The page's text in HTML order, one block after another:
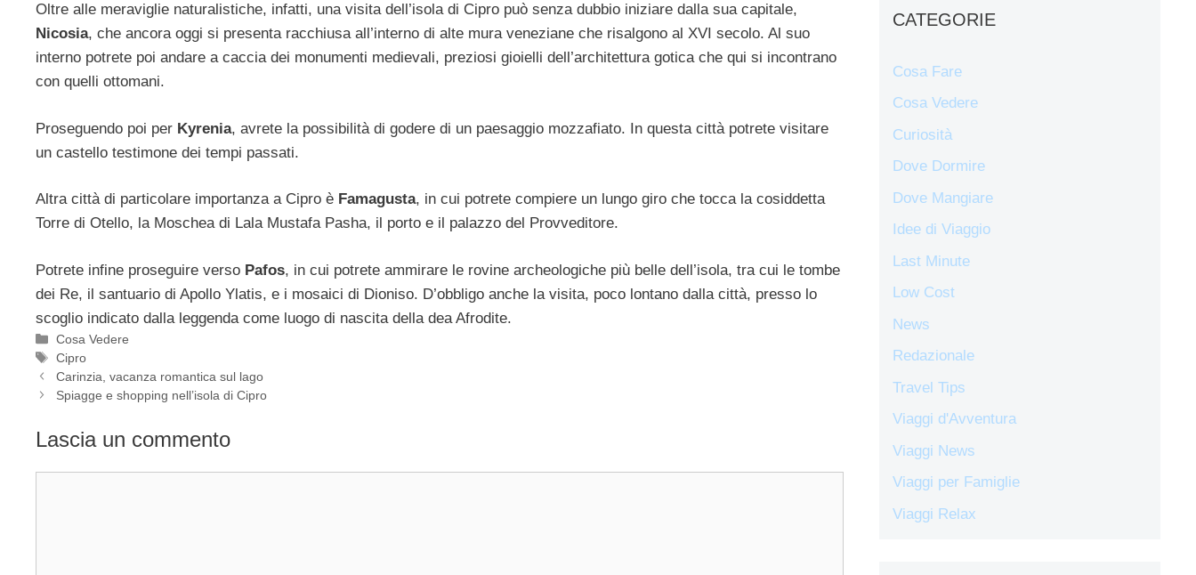
Oltre alle meraviglie naturalistiche, infatti, una visita dell’isola di Cipro può senza dubbio iniziare dalla sua capitale,
Nicosia, che ancora oggi si presenta racchiusa all’interno di alte mura veneziane che risalgono al XVI secolo. Al suo
interno potrete poi andare a caccia dei monumenti medievali, preziosi gioielli dell’architettura gotica che qui si incontrano
con quelli ottomani.
Proseguendo poi per Kyrenia, avrete la possibilità di godere di un paesaggio mozzafiato. In questa città potrete visitare
un castello testimone dei tempi passati.
Altra città di particolare importanza a Cipro è Famagusta, in cui potrete compiere un lungo giro che tocca la cosiddetta
Torre di Otello, la Moschea di Lala Mustafa Pasha, il porto e il palazzo del Provveditore.
Potrete infine proseguire verso Pafos, in cui potrete ammirare le rovine archeologiche più belle dell’isola, tra cui le tombe
dei Re, il santuario di Apollo Ylatis, e i mosaici di Dioniso. D’obbligo anche la visita, poco lontano dalla città, presso lo
scoglio indicato dalla leggenda come luogo di nascita della dea Afrodite.
Categorie
Cosa Vedere
Tag
Cipro
Carinzia, vacanza romantica sul lago
Spiagge e shopping nell’isola di Cipro
Lascia un commento
CATEGORIE
Cosa Fare
Cosa Vedere
Curiosità
Dove Dormire
Dove Mangiare
Idee di Viaggio
Last Minute
Low Cost
News
Redazionale
Travel Tips
Viaggi d'Avventura
Viaggi News
Viaggi per Famiglie
Viaggi Relax